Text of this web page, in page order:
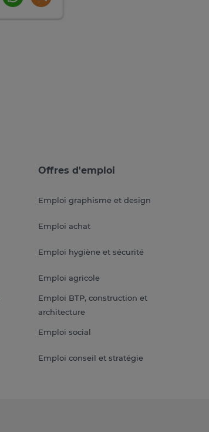
Offres d'emploi
Emploi graphisme et design
Emploi achat
Emploi hygiène et sécurité
Emploi agricole
Emploi BTP, construction et
architecture
Emploi social
Emploi conseil et stratégie